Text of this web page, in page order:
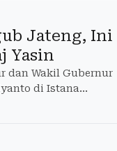
Jateng, Ini
Yasin
dan Wakil Gubernur
di Istana